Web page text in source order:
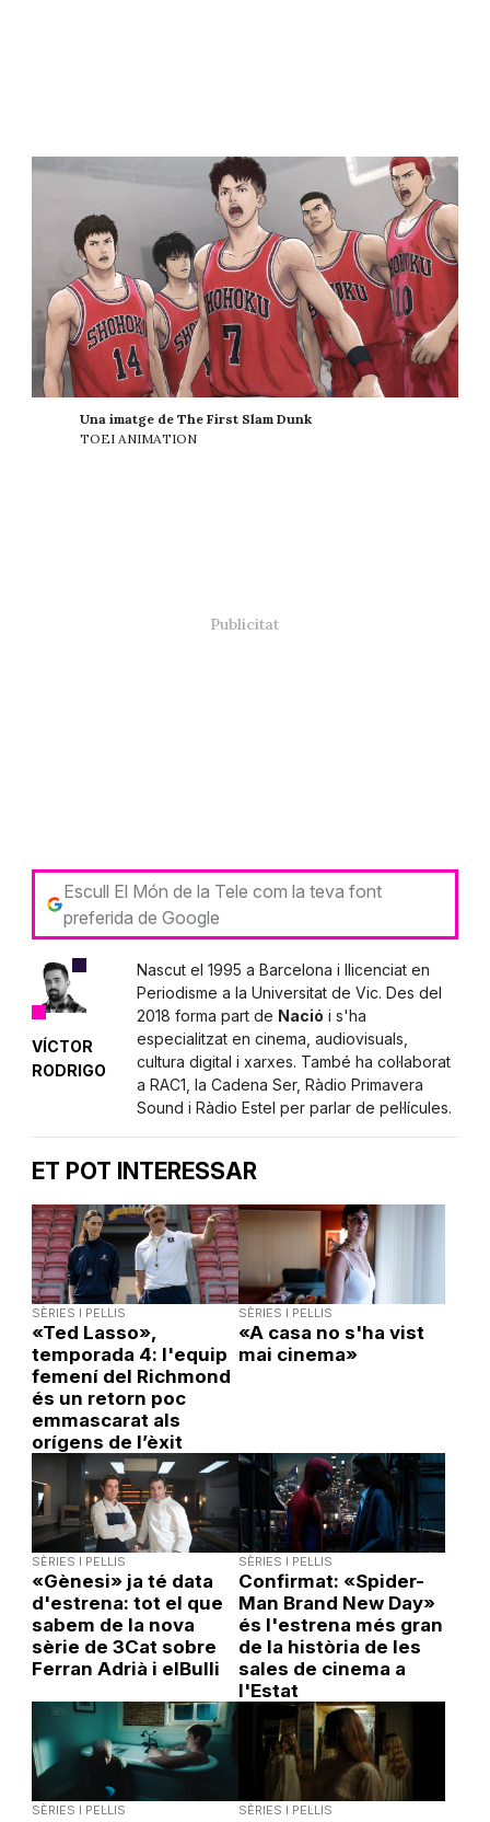
Una imatge de The First Slam Dunk
TOEI ANIMATION
Escull El Món de la Tele com la teva font
preferida de Google
VÍCTOR
RODRIGO
Nascut el 1995 a Barcelona i llicenciat en
Periodisme a la Universitat de Vic. Des del
2018 forma part de Nació i s'ha
especialitzat en cinema, audiovisuals,
cultura digital i xarxes. També ha col·laborat
a RAC1, la Cadena Ser, Ràdio Primavera
Sound i Ràdio Estel per parlar de pel·lícules.
ET POT INTERESSAR
SÈRIES I PEL·LIS
«Ted Lasso»,
temporada 4: l'equip
femení del Richmond
és un retorn poc
emmascarat als
orígens de l’èxit
SÈRIES I PEL·LIS
«A casa no s'ha vist
mai cinema»
SÈRIES I PEL·LIS
«Gènesi» ja té data
d'estrena: tot el que
sabem de la nova
sèrie de 3Cat sobre
Ferran Adrià i elBulli
SÈRIES I PEL·LIS
Confirmat: «Spider-
Man Brand New Day»
és l'estrena més gran
de la història de les
sales de cinema a
l'Estat
SÈRIES I PEL·LIS SÈRIES I PEL·LIS